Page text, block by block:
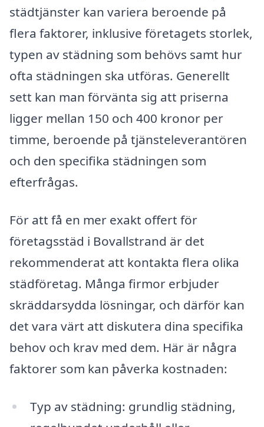
städtjänster kan variera beroende på
flera faktorer, inklusive företagets storlek,
typen av städning som behövs samt hur
ofta städningen ska utföras. Generellt
sett kan man förvänta sig att priserna
ligger mellan 150 och 400 kronor per
timme, beroende på tjänsteleverantören
och den specifika städningen som
efterfrågas.
För att få en mer exakt offert för
företagsstäd i Bovallstrand är det
rekommenderat att kontakta flera olika
städföretag. Många firmor erbjuder
skräddarsydda lösningar, och därför kan
det vara värt att diskutera dina specifika
behov och krav med dem. Här är några
faktorer som kan påverka kostnaden:
Typ av städning: grundlig städning,